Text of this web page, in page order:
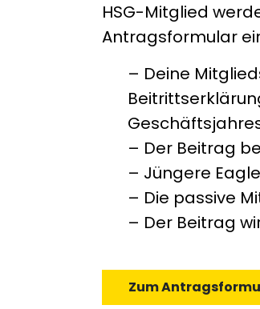
HSG-Mitglied
Antragsformular
– Deine
– Der Beitrag
– Jüngere
– Die passive
– Der Beitrag
Zum